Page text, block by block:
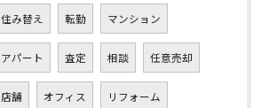
住み替え 転勤 マンション
アパート 査定 相談 任意売却
店舗 オフィス リフォーム